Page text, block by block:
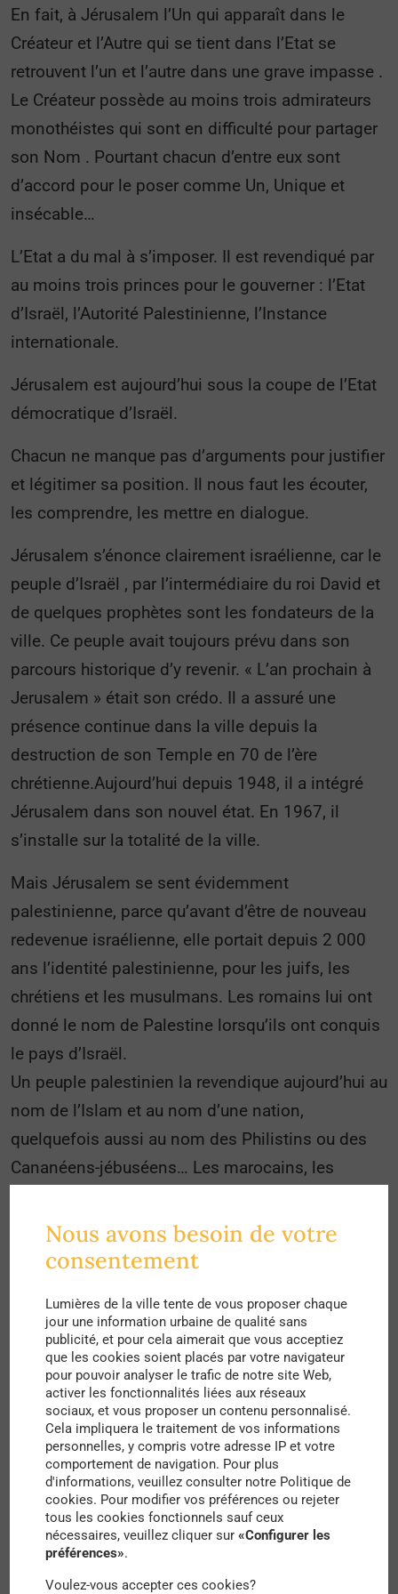
En fait, à Jérusalem l’Un qui apparaît dans le
Créateur et l’Autre qui se tient dans l’Etat se
retrouvent l’un et l’autre dans une grave impasse .
Le Créateur possède au moins trois admirateurs
monothéistes qui sont en difficulté pour partager
son Nom . Pourtant chacun d’entre eux sont
d’accord pour le poser comme Un, Unique et
insécable…
L’Etat a du mal à s’imposer. Il est revendiqué par
au moins trois princes pour le gouverner : l’Etat
d’Israël, l’Autorité Palestinienne, l’Instance
internationale.
Jérusalem est aujourd’hui sous la coupe de l’Etat
démocratique d’Israël.
Chacun ne manque pas d’arguments pour justifier
et légitimer sa position. Il nous faut les écouter,
les comprendre, les mettre en dialogue.
Jérusalem s’énonce clairement israélienne, car le
peuple d’Israël , par l’intermédiaire du roi David et
de quelques prophètes sont les fondateurs de la
ville. Ce peuple avait toujours prévu dans son
parcours historique d’y revenir. « L’an prochain à
Jerusalem » était son crédo. Il a assuré une
présence continue dans la ville depuis la
destruction de son Temple en 70 de l’ère
chrétienne.Aujourd’hui depuis 1948, il a intégré
Jérusalem dans son nouvel état. En 1967, il
s’installe sur la totalité de la ville.
Mais Jérusalem se sent évidemment
palestinienne, parce qu’avant d’être de nouveau
redevenue israélienne, elle portait depuis 2 000
ans l’identité palestinienne, pour les juifs, les
chrétiens et les musulmans. Les romains lui ont
donné le nom de Palestine lorsqu’ils ont conquis
le pays d’Israël.
Un peuple palestinien la revendique aujourd’hui au
nom de l’Islam et au nom d’une nation,
quelquefois aussi au nom des Philistins ou des
Cananéens-jébuséens… Les marocains, les
soutiennent les lieux saints.
Enfin, Jérusalem s’éprouve profondément
chrétienne car c’est le lieu d’un pèlerinage
fondamental, là où Jésus a vécu et été crucifié
puis ressuscité. La ville a accueilli les croisades,
les rêves d’un Occident en quête de leur origine et
de leur identité, elle en garde les empreintes.
À travers tous ses parcours, Jérusalem semble
vouer à appartenir au patrimoine de l’humanité,
car son histoire l’inscrit au cœur de plusieurs
civilisation qui s’entrecroisent entre ses murs.
Jérusalem s’écrit sans difficulté au pluriel dans le
Nous avons besoin de votre
consentement
Lumières de la ville tente de vous proposer chaque
jour une information urbaine de qualité sans
publicité, et pour cela aimerait que vous acceptiez
que les cookies soient placés par votre navigateur
pour pouvoir analyser le trafic de notre site Web,
activer les fonctionnalités liées aux réseaux
sociaux, et vous proposer un contenu personnalisé.
Cela impliquera le traitement de vos informations
personnelles, y compris votre adresse IP et votre
comportement de navigation. Pour plus
d'informations, veuillez consulter notre Politique de
cookies. Pour modifier vos préférences ou rejeter
tous les cookies fonctionnels sauf ceux
nécessaires, veuillez cliquer sur«Configurer les
préférences».
Voulez-vous accepter ces cookies?